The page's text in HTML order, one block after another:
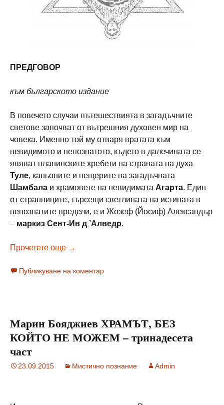
ПРЕДГОВОР
към българското издание
В повечето случаи пътешествията в загадъчните
светове започват от вътрешния духовен мир на
човека. Именно той му отваря вратата към
невидимото и непознатото, където в далечината се
явяват планинските хребети на страната на духа
Туле, каньоните и пещерите на загадъчната
Шамбала и храмовете на невидимата Агарта. Един
от странниците, търсещи светлината на истината в
непознатите предели, е и Жозеф (Йосиф) Александър
– маркиз Сент-Ив д ’Алведр.
Прочетете още Сент Ив д’Алведр АРХЕОМЕТЪРЪТ – 1
→
Публикуване на коментар
Марин Бояджиев ХРАМЪТ, БЕЗ
КОЙТО НЕ МОЖЕМ – тринадесета
част
23.09.2015 Мистично познание Admin